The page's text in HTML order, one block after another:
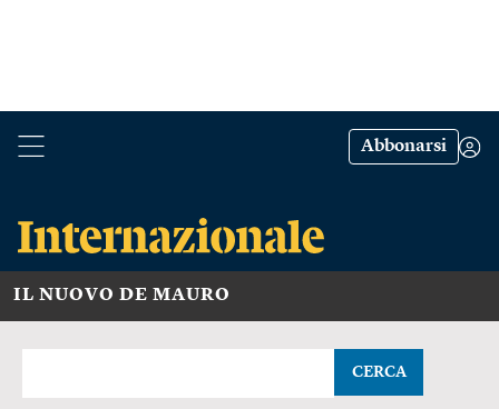
Abbonarsi
IL NUOVO DE MAURO
CERCA